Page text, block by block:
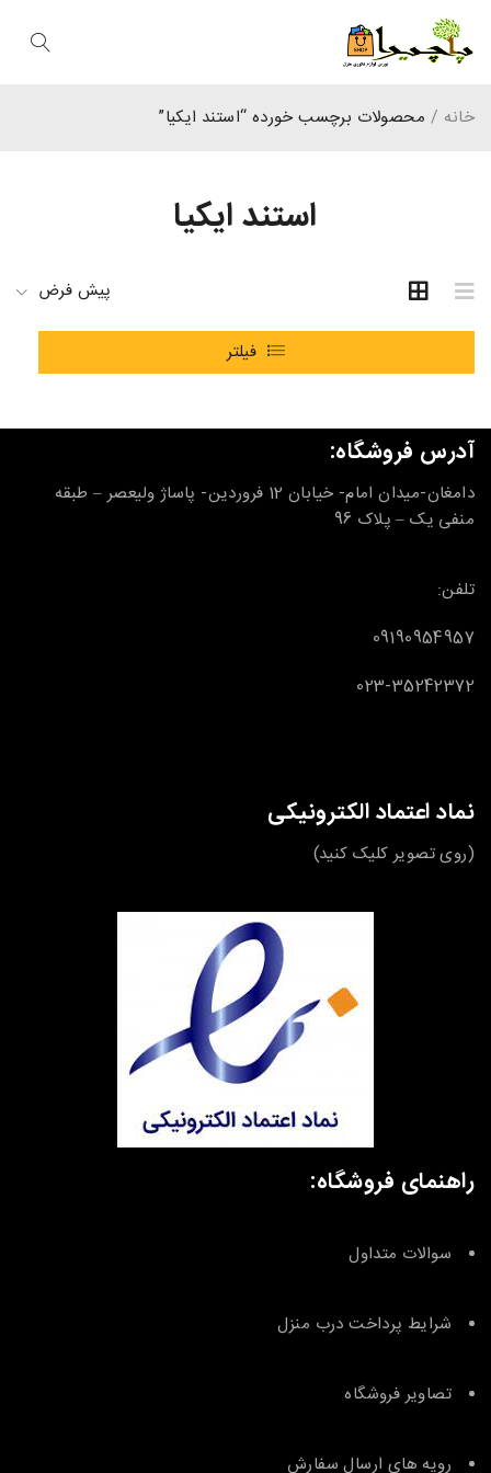
استند ایکیا
خانه / محصولات برچسب خورده “استند ایکیا”
پیش فرض
فیلتر
آدرس فروشگاه:
دامغان-میدان امام- خیابان 12 فروردین- پاساژ ولیعصر – طبقه
منفی یک – پلاک 96
تلفن:
09190954957
023-35242372
نماد اعتماد الکترونیکی
(روی تصویر کلیک کنید)
راهنمای فروشگاه:
سوالات متداول
شرایط پرداخت درب منزل
تصاویر فروشگاه
رویه های ارسال سفارش